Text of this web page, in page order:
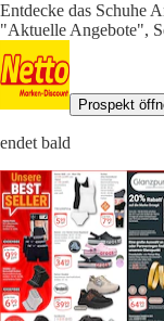
Entdecke das Schuhe
"Aktuelle Angebote",
Prospekt
endet bald